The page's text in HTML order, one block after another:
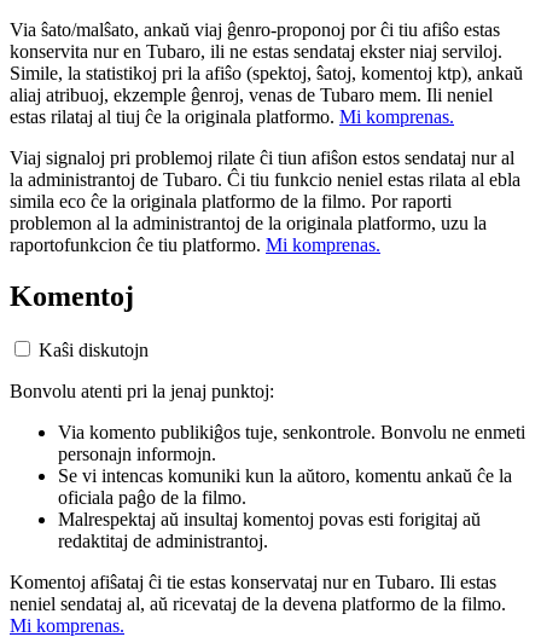
Via ŝato/malŝato, ankaŭ viaj ĝenro-proponoj por ĉi tiu afiŝo estas
konservita nur en Tubaro, ili ne estas sendataj ekster niaj serviloj.
Simile, la statistikoj pri la afiŝo (spektoj, ŝatoj, komentoj ktp), ankaŭ
aliaj atribuoj, ekzemple ĝenroj, venas de Tubaro mem. Ili neniel
estas rilataj al tiuj ĉe la originala platformo. Mi komprenas.
Viaj signaloj pri problemoj rilate ĉi tiun afiŝon estos sendataj nur al
la administrantoj de Tubaro. Ĉi tiu funkcio neniel estas rilata al ebla
simila eco ĉe la originala platformo de la filmo. Por raporti
problemon al la administrantoj de la originala platformo, uzu la
raportofunkcion ĉe tiu platformo. Mi komprenas.
Komentoj
Kaŝi diskutojn
Bonvolu atenti pri la jenaj punktoj:
Via komento publikiĝos tuje, senkontrole. Bonvolu ne enmeti
personajn informojn.
Se vi intencas komuniki kun la aŭtoro, komentu ankaŭ ĉe la
oficiala paĝo de la filmo.
Malrespektaj aŭ insultaj komentoj povas esti forigitaj aŭ
redaktitaj de administrantoj.
Komentoj afiŝataj ĉi tie estas konservataj nur en Tubaro. Ili estas
neniel sendataj al, aŭ ricevataj de la devena platformo de la filmo.
Mi komprenas.